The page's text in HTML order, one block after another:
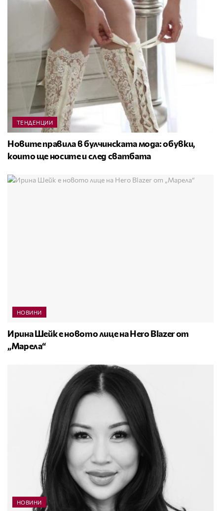
ТЕНДЕНЦИИ
Новите правила в булчинската мода: обувки,
които ще носите и след сватбата
НОВИНИ
Ирина Шейк е новото лице на Hero Blazer от
„Марела“
НОВИНИ